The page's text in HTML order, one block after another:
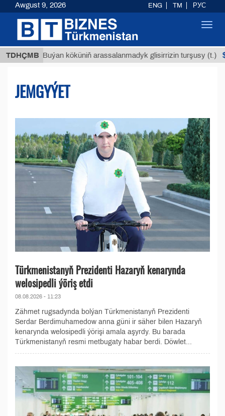
TDHÇMB
Buýan köküniň arassalanmadyk glisirrizin turşusy (t.) $12935,18
JEMGYÝET
Türkmenistanyň Prezidenti Hazaryň kenarynda
welosipedli ýöriş etdi
08.08.2026 - 11:23
Zähmet rugsadynda bolýan Türkmenistanyň Prezidenti
Serdar Berdimuhamedow anna güni ir säher bilen Hazaryň
kenarynda welosipedli ýörişi amala aşyrdy. Bu barada
Türkmenistanyň resmi metbugaty habar berdi. Döwlet...
Awgust 9, 2026 ENG TM РУС